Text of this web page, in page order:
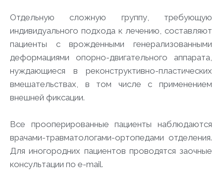
Отдельную сложную группу, требующую
индивидуального подхода к лечению, составляют
пациенты с врожденными генерализованными
деформациями опорно-двигательного аппарата,
нуждающиеся в реконструктивно-пластических
вмешательствах, в том числе с применением
внешней фиксации.
Все прооперированные пациенты наблюдаются
врачами-травматологами-ортопедами отделения.
Для иногородних пациентов проводятся заочные
консультации по e-mail.